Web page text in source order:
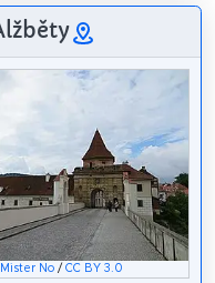
Mister No /CC BY 3.0